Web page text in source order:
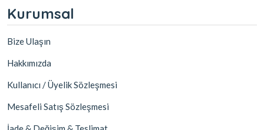
Kurumsal
Bize Ulaşın
Hakkımızda
Kullanıcı / Üyelik Sözleşmesi
Mesafeli Satış Sözleşmesi